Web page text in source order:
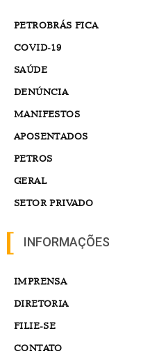
PETROBRÁS FICA
COVID-19
SAÚDE
DENÚNCIA
MANIFESTOS
APOSENTADOS
PETROS
GERAL
SETOR PRIVADO
INFORMAÇÕES
IMPRENSA
DIRETORIA
FILIE-SE
CONTATO